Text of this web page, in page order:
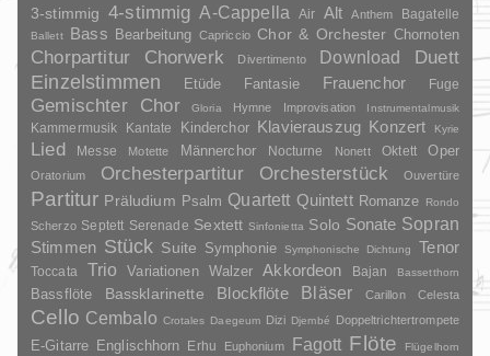
3-stimmig 4-stimmig A-Cappella Air Alt Anthem Bagatelle
Ballett Bass Bearbeitung Capriccio Chor & Orchester Chornoten
Chorpartitur Chorwerk Divertimento Download
Duett
Einzelstimmen
Etüde Fantasie Frauenchor Fuge
Gemischter Chor Gloria Hymne Improvisation Instrumentalmusik
Kammermusik Kantate Kinderchor Klavierauszug Konzert Kyrie
Lied Messe Motette Männerchor Nocturne Nonett Oktett Oper
Oratorium Orchesterpartitur Orchesterstück Ouvertüre
Partitur Präludium Psalm Quartett Quintett Romanze Rondo
Scherzo Septett Serenade Sextett Sinfonietta Solo Sonate Sopran
Stimmen Stück Suite Symphonie Symphonische Dichtung Tenor
Toccata Trio Variationen Walzer Akkordeon Bajan Bassetthorn
Bassflöte Bassklarinette Blockflöte Bläser Carillon Celesta
Cello Cembalo Crotales Daegeum Dizi Djembé Doppeltrichtertrompete
E-Gitarre Englischhorn Erhu Euphonium Fagott Flöte
Flügelhorn